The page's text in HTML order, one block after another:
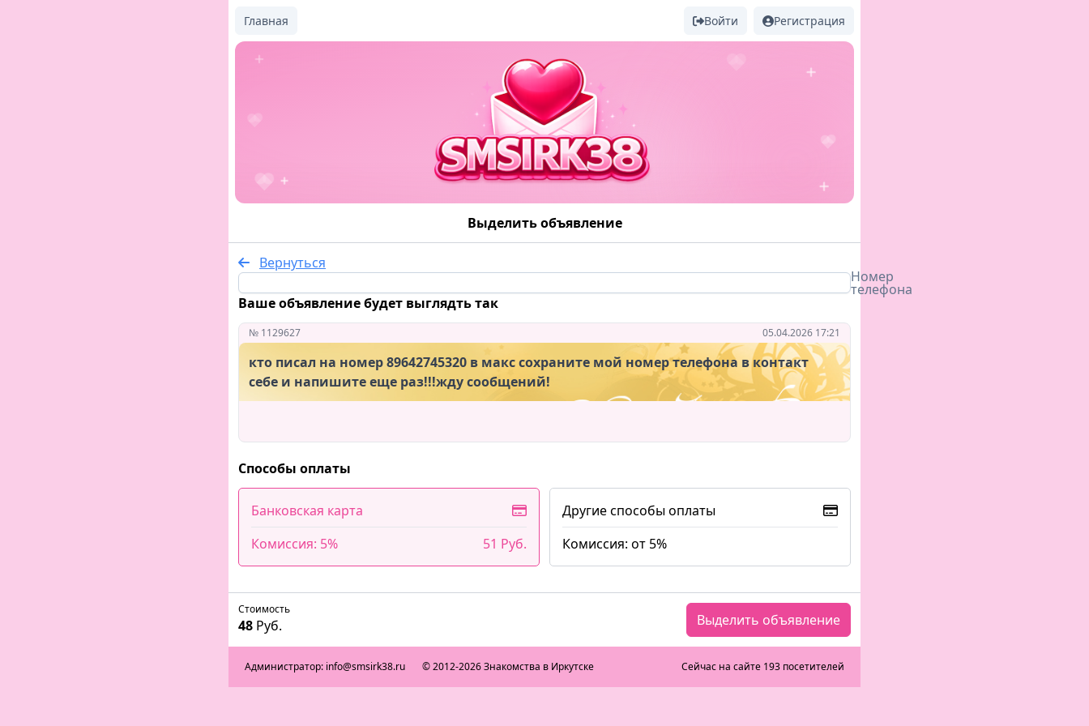
Главная Войти Регистрация
Выделить объявление
Вернуться
Номер
телефона
Ваше объявление будет выглядть так
№ 1129627 05.04.2026 17:21
кто писал на номер 89642745320 в макс сохраните мой номер телефона в контакт
себе и напишите еще раз!!!жду сообщений!
Способы оплаты
Банковская карта
Комиссия: 5%
51 Руб.
Другие способы оплаты
Комиссия: от 5%
Стоимость
48 Руб. Выделить объявление
Администратор: info@smsirk38.ru © 2012-2026 Знакомства в Иркутске Сейчас на сайте 193 посетителей